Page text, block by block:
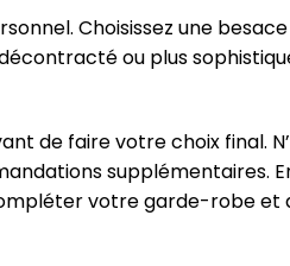
Choisissez une
ou plus
de faire votre choix final.
supplémentaires.
votre garde-robe et